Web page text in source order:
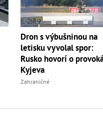
Dron s výbušninou na
letisku vyvolal spor:
Rusko hovorí o
Kyjeva
Zahraničné